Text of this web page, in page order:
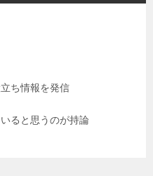
ち情報を発信
ると思うのが持論